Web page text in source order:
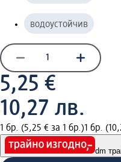
водоустойчив
5,25 €
10,27 лв.
1 бр. (5,25 € за 1 бр.)1 бр.
dm